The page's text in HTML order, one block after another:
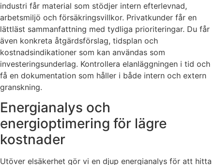
industri får material som stödjer intern efterlevnad,
arbetsmiljö och försäkringsvillkor. Privatkunder får en
lättläst sammanfattning med tydliga prioriteringar. Du får
även konkreta åtgärdsförslag, tidsplan och
kostnadsindikationer som kan användas som
investeringsunderlag. Kontrollera elanläggningen i tid och
få en dokumentation som håller i både intern och extern
granskning.
Energianalys och
energioptimering för lägre
kostnader
Utöver elsäkerhet gör vi en djup energianalys för att hitta